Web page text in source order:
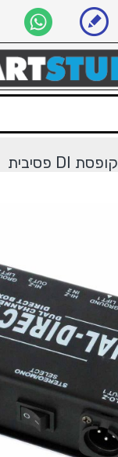
קופסת DI פסיבית